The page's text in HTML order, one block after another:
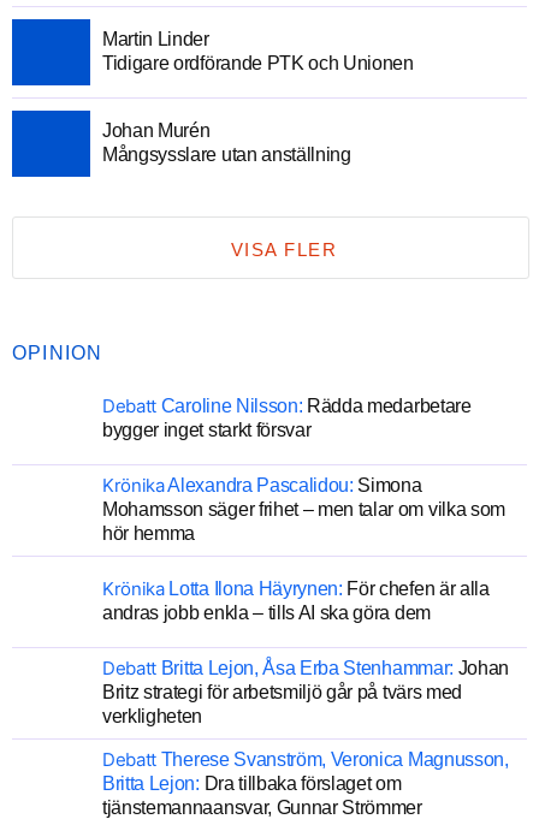
Martin Linder
Tidigare ordförande PTK och Unionen
Johan Murén
Mångsysslare utan anställning
VISA FLER
OPINION
Debatt Caroline Nilsson: Rädda medarbetare
bygger inget starkt försvar
KrönikaAlexandra Pascalidou: Simona
Mohamsson säger frihet – men talar om vilka som
hör hemma
Krönika Lotta Ilona Häyrynen: För chefen är alla
andras jobb enkla – tills AI ska göra dem
Debatt Britta Lejon, Åsa Erba Stenhammar: Johan
Britz strategi för arbetsmiljö går på tvärs med
verkligheten
Debatt Therese Svanström, Veronica Magnusson,
Britta Lejon: Dra tillbaka förslaget om
tjänstemannaansvar, Gunnar Strömmer